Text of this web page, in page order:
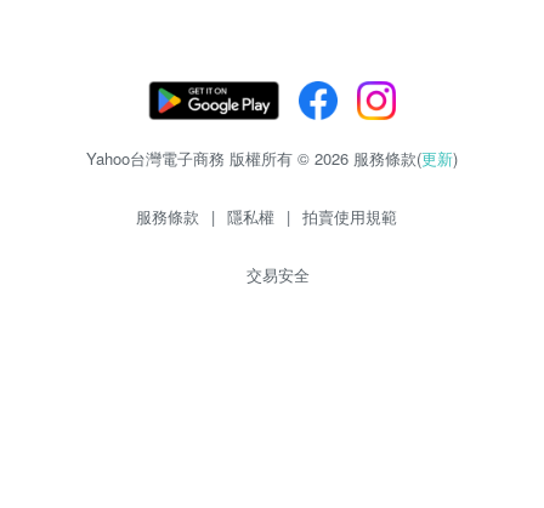
Yahoo台灣電子商務 版權所有 © 2026 服務條款(更新)
服務條款 | 隱私權 | 拍賣使用規範
交易安全